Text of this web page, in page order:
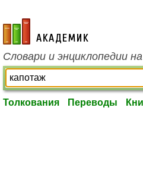
academic.ru
Словари и энциклопедии
Толкования Переводы